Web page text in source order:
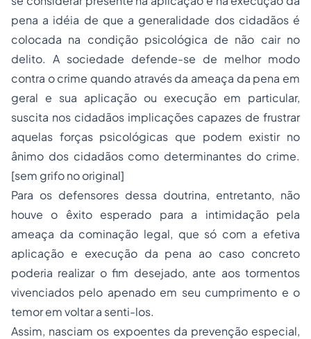
pena a idéia de que a generalidade dos cidadãos é
colocada na condição psicológica de não cair no
delito. A sociedade defende-se de melhor modo
contra o crime quando através da ameaça da pena em
geral e sua aplicação ou execução em particular,
suscita nos cidadãos implicações capazes de frustrar
aquelas forças psicológicas que podem existir no
ânimo dos cidadãos como determinantes do crime.
[sem grifo no original]
Para os defensores dessa doutrina, entretanto, não
houve o êxito esperado para a intimidação pela
ameaça da cominação legal, que só com a efetiva
aplicação e execução da pena ao caso concreto
poderia realizar o fim desejado, ante aos tormentos
vivenciados pelo apenado em seu cumprimento e o
temor em voltar a senti-los.
Assim, nasciam os expoentes da prevenção especial,